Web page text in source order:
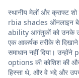
स्थानीय मेलों और क्राफ्ट
rbia shades ऑनलाइन
ability आगंतुकों को उनके
एक आकर्षक तरीके से
समाधान नहीं दिया।
options की कोशिश की
हिस्सा थे, और वे भद्दे और